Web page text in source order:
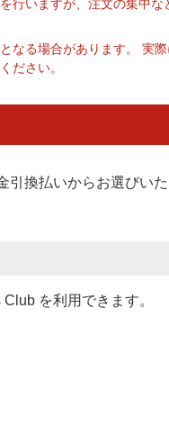
行いますが、注文の集中な
なる場合があります。 実
ださい。
引換払いからお選びいた
を利用できます。